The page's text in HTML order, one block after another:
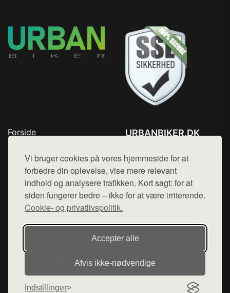
Vi bruger cookies på vores hjemmeside for at
forbedre din oplevelse, vise mere relevant
indhold og analysere trafikken. Kort sagt: for at
siden fungerer bedre – ikke for at være irriterende.
Cookie- og privatlivspolitik.
Accepter alle
Afvis ikke‑nødvendige
Indstillinger
Forside
Top Rabatter
Blog
Kontakt
URBANBIKER.DK
Mail: hej@want.dk
Cookie- og privatlivspolitik
Denne side er en del af want.dk, der udgiver en række
hjemmesider med præsentation af forskellige produkter fra
diverse webshops. Der sælges ikke varer fra denne side - vi
varerne på lager.